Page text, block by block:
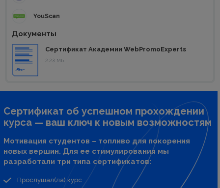
YouScan
Документы
Сертификат Академии WebPromoExperts
2.23 Mb.
Сертификат об успешном прохождении
курса — ваш ключ к новым возможностям
Мотивация студентов – топливо для покорения
новых вершин. Для ее стимулирования мы
разработали три типа сертификатов:
Прослушал(ла) курс